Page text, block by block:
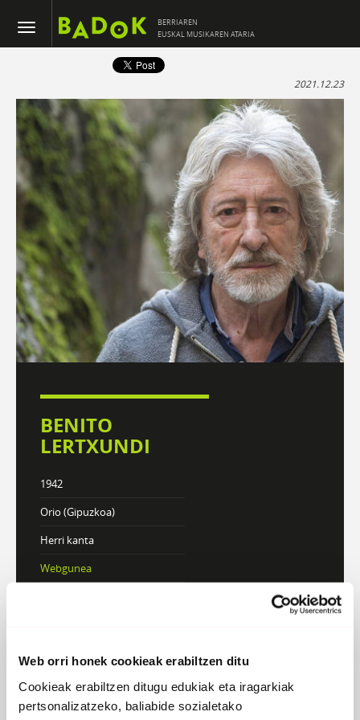
Web orri honek cookieak erabiltzen ditu
Cookieak erabiltzen ditugu edukiak eta iragarkiak
pertsonalizatzeko, baliabide sozialetako
BERRIAREN
EUSKAL MUSIKAREN ATARIA
2021.12.23
BENITO
LERTXUNDI
1942
Orio (Gipuzkoa)
Herri kanta
Webgunea